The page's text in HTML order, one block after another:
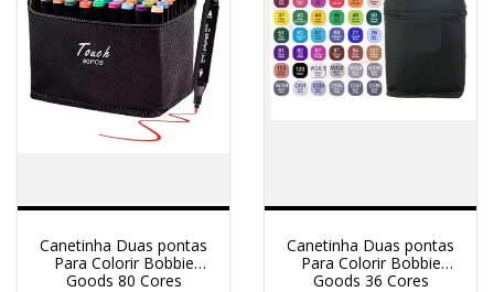
Canetinha Duas pontas
Para Colorir Bobbie
Goods 80 Cores
Canetinha Duas pontas
Para Colorir Bobbie
Goods 36 Cores